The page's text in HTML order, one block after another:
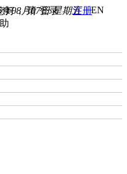
好， 请登录 注册EN
年08月07日 星期五